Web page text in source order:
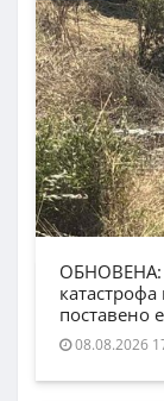
ОБНОВЕНА:
поставено
08.08.2026